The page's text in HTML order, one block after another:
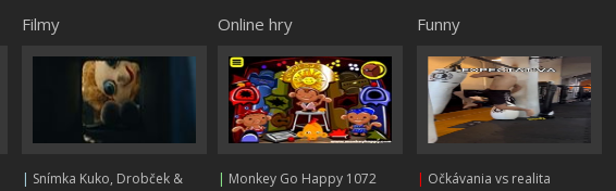
Filmy
| Snímka Kuko, Drobček &
Online hry
| Monkey Go Happy 1072
Funny
| Očkávania vs realita